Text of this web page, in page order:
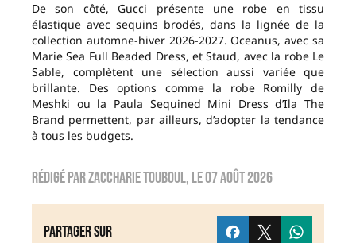
De son côté, Gucci présente une robe en tissu
élastique avec sequins brodés, dans la lignée de la
collection automne-hiver 2026-2027. Oceanus, avec sa
Marie Sea Full Beaded Dress, et Staud, avec la robe Le
Sable, complètent une sélection aussi variée que
brillante. Des options comme la robe Romilly de
Meshki ou la Paula Sequined Mini Dress d’Ila The
Brand permettent, par ailleurs, d’adopter la tendance
à tous les budgets.
Rédigé parzaccharie touboul, le07 août 2026
Partager sur